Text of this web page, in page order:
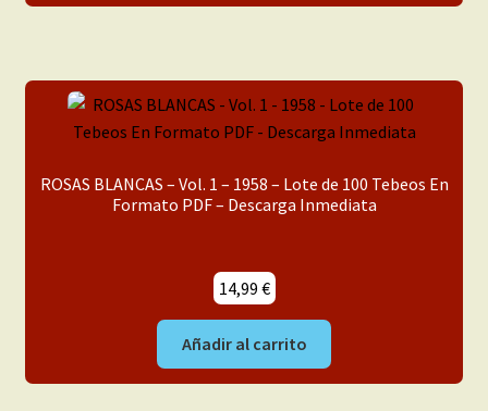
ROSAS BLANCAS – Vol. 1 – 1958 – Lote de 100 Tebeos En
Formato PDF – Descarga Inmediata
14,99 €
Añadir al carrito